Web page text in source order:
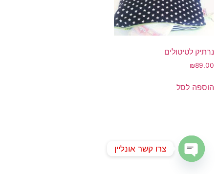
נרתיק לטיטולים
₪89.00
הוספה לסל
צרו קשר אונליין